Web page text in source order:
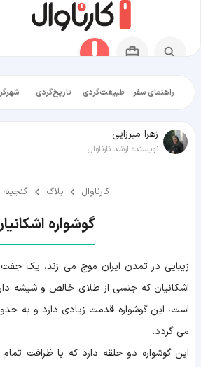
راهنمای سفر طبیعت‌گردی تاریخ‌گردی
زهرا میرزایی
نویسنده ارشد کارناوال
کارناوال بلاگ گنجینه
گوشواره
زیبایی در تمدن ایران موج می زند، یک جفت
اشکانیان که جنسی از طلای خالص و شیشه
می گردد.
این گوشواره دو حلقه دارد که با ظرافت